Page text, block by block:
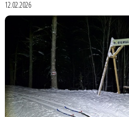
12.02.2026